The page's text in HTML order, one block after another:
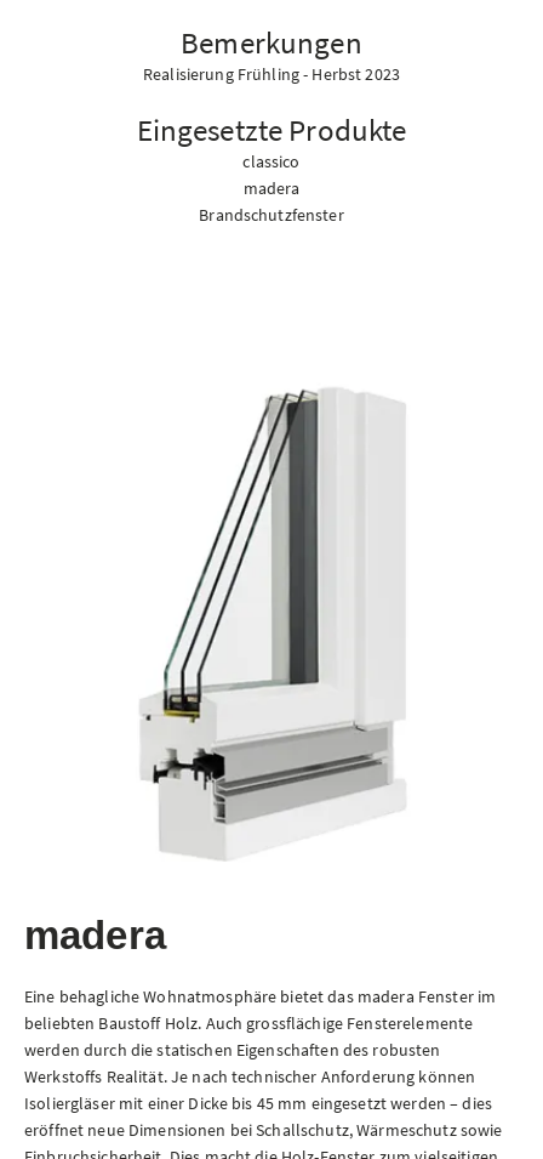
Bemerkungen
Realisierung Frühling - Herbst 2023
Eingesetzte Produkte
classico
madera
Brandschutzfenster
madera
Eine behagliche Wohnatmosphäre bietet das madera Fenster im
beliebten Baustoff Holz. Auch grossflächige Fensterelemente
werden durch die statischen Eigenschaften des robusten
Werkstoffs Realität. Je nach technischer Anforderung können
Isoliergläser mit einer Dicke bis 45 mm eingesetzt werden – dies
eröffnet neue Dimensionen bei Schallschutz, Wärmeschutz sowie